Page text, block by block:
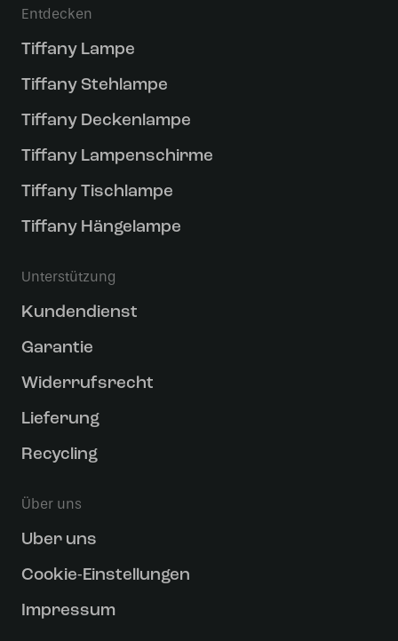
Entdecken
Tiffany Lampe
Tiffany Stehlampe
Tiffany Deckenlampe
Tiffany Lampenschirme
Tiffany Tischlampe
Tiffany Hängelampe
Unterstützung
Kundendienst
Garantie
Widerrufsrecht
Lieferung
Recycling
Über uns
Uber uns
Cookie-Einstellungen
Impressum